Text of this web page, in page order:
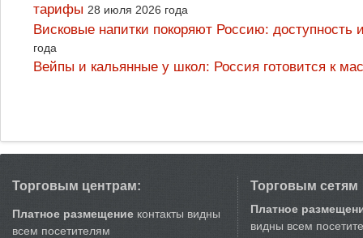
тарифы 28 июля 2026 года
Висковые напитки покоряют Россию:
года
Вейпы и кальянные у школ: Россия готовится к
Торговым центрам:
Платное размещение контакты видны
всем посетителям
Торговым сетям
Платное
видны всем